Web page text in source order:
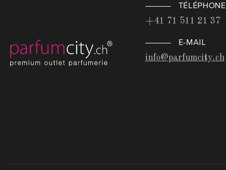
TÉLÉPHONE
+41 71 511 21 37
E-MAIL
info@parfumcity.ch